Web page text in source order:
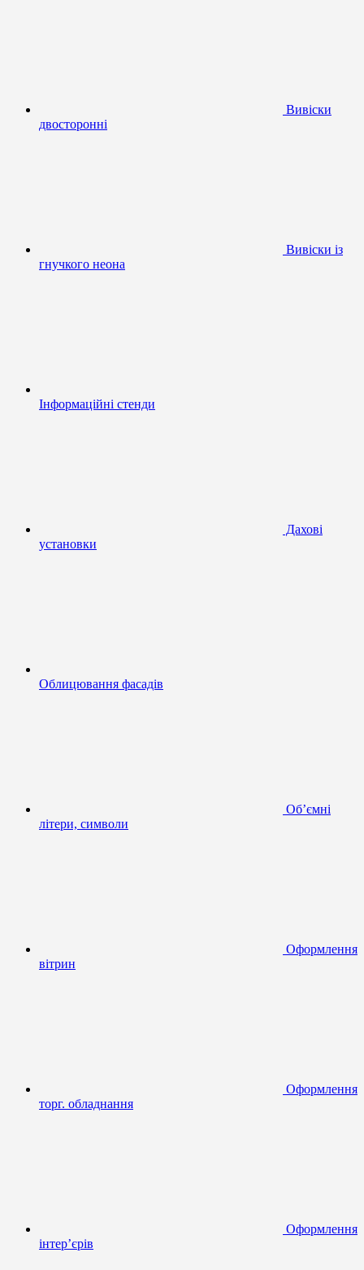
Вивіски
двосторонні
Вивіски із
гнучкого неона
Інформаційні стенди
Дахові
установки
Облицювання фасадів
Об’ємні
літери, символи
Оформлення
вітрин
Оформлення
торг. обладнання
Оформлення
інтер’єрів